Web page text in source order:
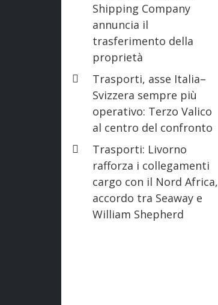
Shipping Company
annuncia il
trasferimento della
proprietà
Trasporti, asse Italia–
Svizzera sempre più
operativo: Terzo Valico
al centro del confronto
Trasporti: Livorno
rafforza i collegamenti
cargo con il Nord Africa,
accordo tra Seaway e
William Shepherd